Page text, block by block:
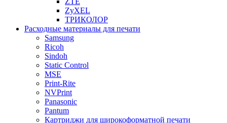
ZyXEL
ТРИКОЛОР
Расходные материалы для печати
Samsung
Ricoh
Sindoh
Static Control
MSE
Print-Rite
NVPrint
Panasonic
Pantum
Картриджи для широкоформатной печати